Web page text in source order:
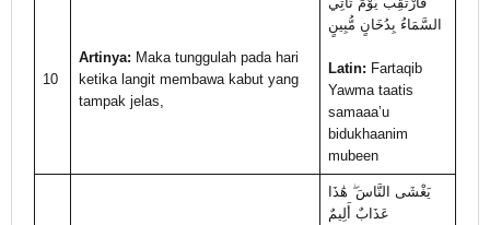
10
Artinya: Maka tunggulah pada hari
ketika langit membawa kabut yang
tampak jelas,
السَّمَاءُ بِدُخَانٍ مُّبِينٍ
Latin: Fartaqib
Yawma taatis
samaaa’u
bidukhaanim
mubeen
يَغْشَى النَّاسَ ۖ هَٰذَا
عَذَابٌ أَلِيمٌ